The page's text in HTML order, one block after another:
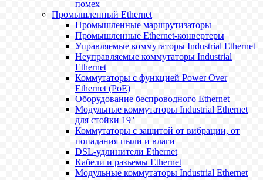
помех
Промышленный Ethernet
Промышленные маршрутизаторы
Промышленные Ethernet-конвертеры
Управляемые коммутаторы Industrial Ethernet
Неуправляемые коммутаторы Industrial
Ethernet
Коммутаторы с функцией Power Over
Ethernet (PoE)
Оборудование беспроводного Ethernet
Модульные коммутаторы Industrial Ethernet
для стойки 19''
Коммутаторы с защитой от вибрации, от
попадания пыли и влаги
DSL-удлинители Ethernet
Кабели и разъемы Ethernet
Модульные коммутаторы Industrial Ethernet